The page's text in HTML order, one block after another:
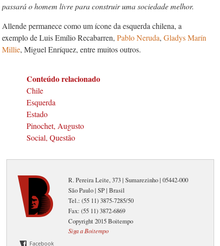
passará o homem livre para construir uma sociedade melhor.
Allende permanece como um ícone da esquerda chilena, a
exemplo de Luis Emílio Recabarren, Pablo Neruda, Gladys Marín
Millie, Miguel Enríquez, entre muitos outros.
Conteúdo relacionado
Chile
Esquerda
Estado
Pinochet, Augusto
Social, Questão
R. Pereira Leite, 373 | Sumarezinho | 05442-000
São Paulo | SP | Brasil
Tel.: (55 11) 3875-7285/50
Fax: (55 11) 3872-6869
Copyright 2015 Boitempo
Siga a Boitempo
Facebook